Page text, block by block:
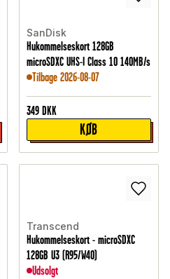
SanDisk
Hukommelseskort 128GB
microSDXC UHS-I Class 10 140MB/s
Tilbage 2026-08-07
349 DKK
KØB
Transcend
Hukommelseskort - microSDXC
128GB U3 (R95/W40)
Udsolgt